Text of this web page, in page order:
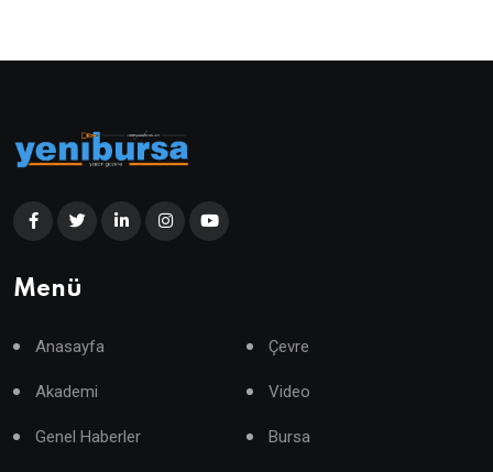
Menü
Anasayfa Çevre
Akademi Video
Genel Haberler Bursa